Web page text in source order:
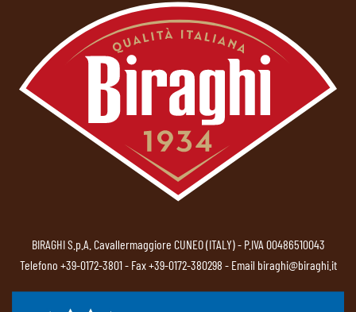
BIRAGHI S.p.A. Cavallermaggiore CUNEO (ITALY) - P.IVA 00486510043
Telefono +39-0172-3801- Fax +39-0172-380298 - Email biraghi@biraghi.it